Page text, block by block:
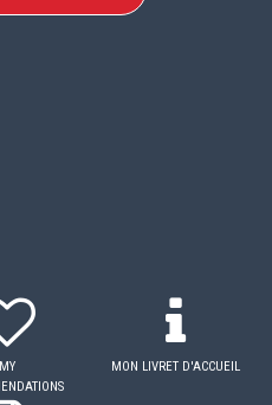
MY
MON LIVRET D'ACCUEIL